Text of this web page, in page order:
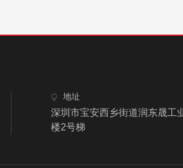
地址
深圳市宝安西乡街道润东晟工
楼2号梯